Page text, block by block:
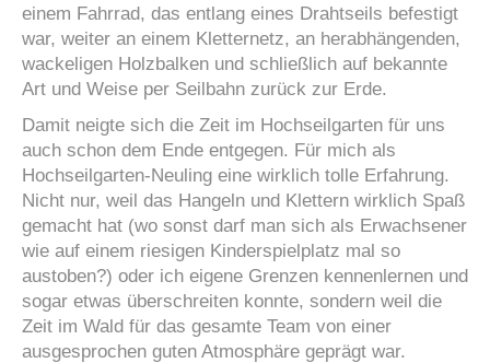
einem Fahrrad, das entlang eines Drahtseils befestigt
war, weiter an einem Kletternetz, an herabhängenden,
wackeligen Holzbalken und schließlich auf bekannte
Art und Weise per Seilbahn zurück zur Erde.
Damit neigte sich die Zeit im Hochseilgarten für uns
auch schon dem Ende entgegen. Für mich als
Hochseilgarten-Neuling eine wirklich tolle Erfahrung.
Nicht nur, weil das Hangeln und Klettern wirklich Spaß
gemacht hat (wo sonst darf man sich als Erwachsener
wie auf einem riesigen Kinderspielplatz mal so
austoben?) oder ich eigene Grenzen kennenlernen und
sogar etwas überschreiten konnte, sondern weil die
Zeit im Wald für das gesamte Team von einer
ausgesprochen guten Atmosphäre geprägt war.